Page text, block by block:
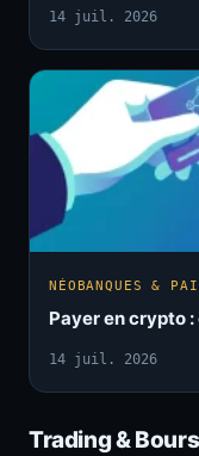
14 juil. 2026
NÉOBANQUES &
Payer en crypto
14 juil. 2026
Trading &